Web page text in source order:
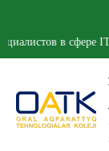
в сфере IT-